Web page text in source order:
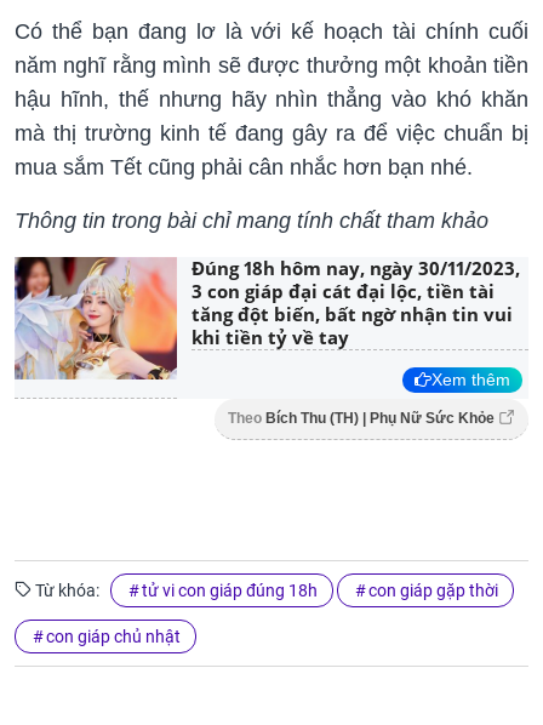
Có thể bạn đang lơ là với kế hoạch tài chính cuối
năm nghĩ rằng mình sẽ được thưởng một khoản tiền
hậu hĩnh, thế nhưng hãy nhìn thẳng vào khó khăn
mà thị trường kinh tế đang gây ra để việc chuẩn bị
mua sắm Tết cũng phải cân nhắc hơn bạn nhé.
Thông tin trong bài chỉ mang tính chất tham khảo
Đúng 18h hôm nay, ngày 30/11/2023,
3 con giáp đại cát đại lộc, tiền tài
tăng đột biến, bất ngờ nhận tin vui
khi tiền tỷ về tay
Xem thêm
Theo Bích Thu (TH) | Phụ Nữ Sức Khỏe
Từ khóa: tử vi con giáp đúng 18h con giáp gặp thời
con giáp chủ nhật